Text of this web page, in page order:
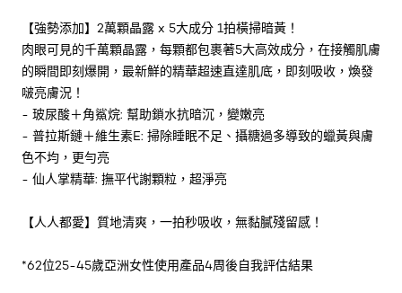
【強勢添加】2萬顆晶露 x 5大成分 1拍橫掃暗黃！
肉眼可見的千萬顆晶露，每顆都包裹著5大高效成分，在接觸肌膚
的瞬間即刻爆開，最新鮮的精華超速直達肌底，即刻吸收，煥發
啵亮膚況！
- 玻尿酸＋角鯊烷: 幫助鎖水抗暗沉，變嫩亮
- 普拉斯鏈＋維生素E: 掃除睡眠不足、攝糖過多導致的蠟黃與膚
色不均，更勻亮
- 仙人掌精華: 撫平代謝顆粒，超淨亮
【人人都愛】質地清爽，一拍秒吸收，無黏膩殘留感！
*62位25-45歲亞洲女性使用產品4周後自我評估結果